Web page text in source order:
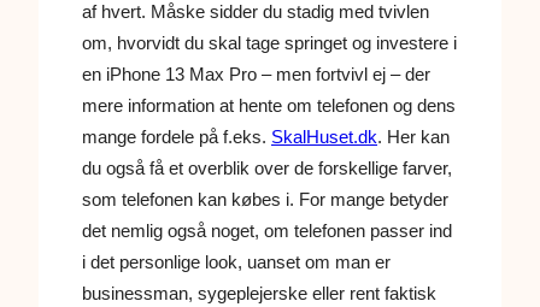
af hvert. Måske sidder du stadig med tvivlen
om, hvorvidt du skal tage springet og investere i
en iPhone 13 Max Pro – men fortvivl ej – der
mere information at hente om telefonen og dens
mange fordele på f.eks. SkalHuset.dk. Her kan
du også få et overblik over de forskellige farver,
som telefonen kan købes i. For mange betyder
det nemlig også noget, om telefonen passer ind
i det personlige look, uanset om man er
businessman, sygeplejerske eller rent faktisk